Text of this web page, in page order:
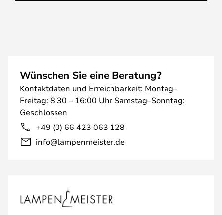
Wünschen Sie eine Beratung?
Kontaktdaten und Erreichbarkeit: Montag–
Freitag: 8:30 – 16:00 Uhr Samstag–Sonntag:
Geschlossen
+49 (0) 66 423 063 128
info@lampenmeister.de